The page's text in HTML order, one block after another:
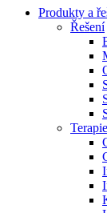
Terapie
Produkty a
Řešení
Terapie